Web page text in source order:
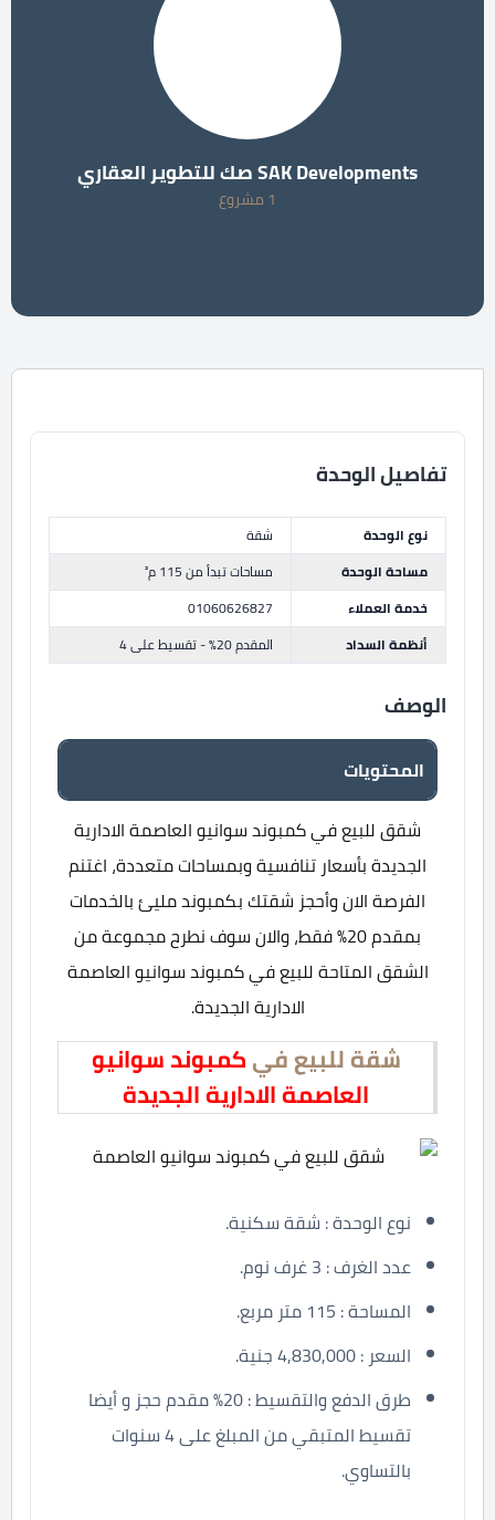
SAK Developments صك للتطوير العقاري
1 مشروع
تفاصيل الوحدة
نوع الوحدة
شقة
مساحة الوحدة
مساحات تبدأ من 115 م²
خدمة العملاء
01060626827
أنظمة السداد
المقدم 20% - تقسيط على 4
الوصف
المحتويات
شقق للبيع في كمبوند سوانيو العاصمة الادارية
الجديدة بأسعار تنافسية وبمساحات متعددة، اغتنم
الفرصة الان وأحجز شقتك بكمبوند مليئ بالخدمات
بمقدم 20% فقط، والان سوف نطرح مجموعة من
الشقق المتاحة للبيع في كمبوند سوانيو العاصمة
الادارية الجديدة.
شقة للبيع فيكمبوند سوانيو
العاصمة الادارية الجديدة
نوع الوحدة : شقة سكنية.
عدد الغرف : 3 غرف نوم.
المساحة : 115 متر مربع.
السعر : 4,830,000 جنية.
طرق الدفع والتقسيط : 20% مقدم حجز و أيضا
تقسيط المتبقي من المبلغ على 4 سنوات
بالتساوي.